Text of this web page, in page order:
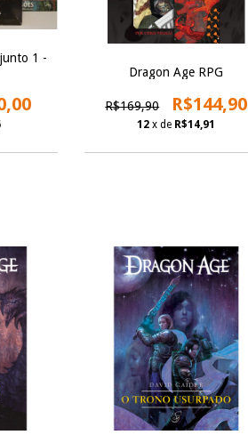
1 -
Dragon Age RPG
R$169,90 R$144,90
12 x de R$14,91